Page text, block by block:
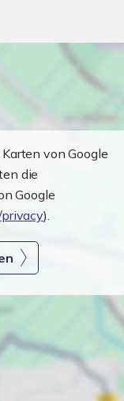
von Google
die
Google
).